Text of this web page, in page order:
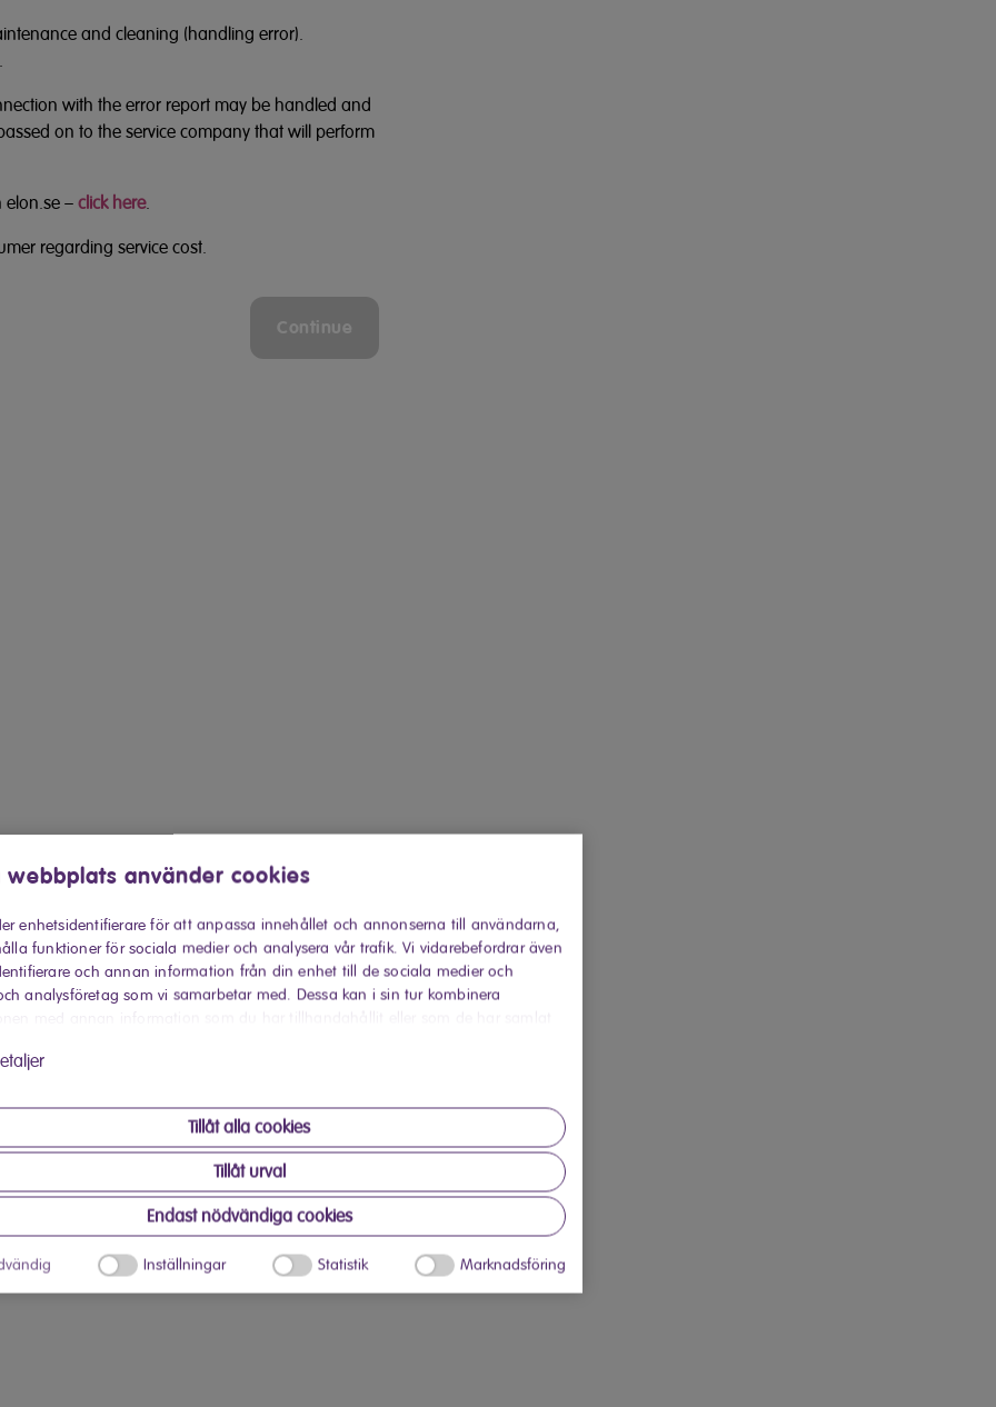
webbplats använder cookies
enhetsidentifierare för att anpassa innehållet och annonserna till användarna,
funktioner för sociala medier och analysera vår trafik. Vi vidarebefordrar även
och annan information från din enhet till de sociala medier och
analysföretag som vi samarbetar med. Dessa kan i sin tur kombinera
med annan information som du har tillhandahållit eller som de har samlat
Tillåt alla cookies
Tillåt urval
Endast nödvändiga cookies
Inställningar Statistik Marknadsföring